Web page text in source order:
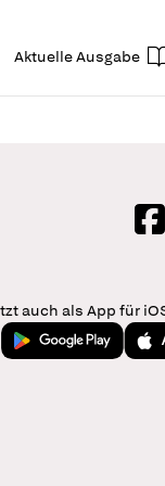
Aktuelle Ausgabe
login
auch als App für
Jetzt bei Google